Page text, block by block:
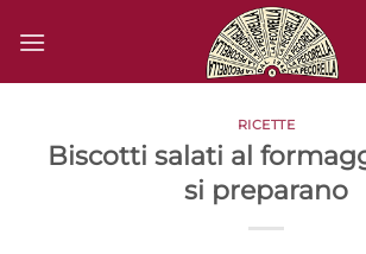
RICETTE
Biscotti salati al
si preparano